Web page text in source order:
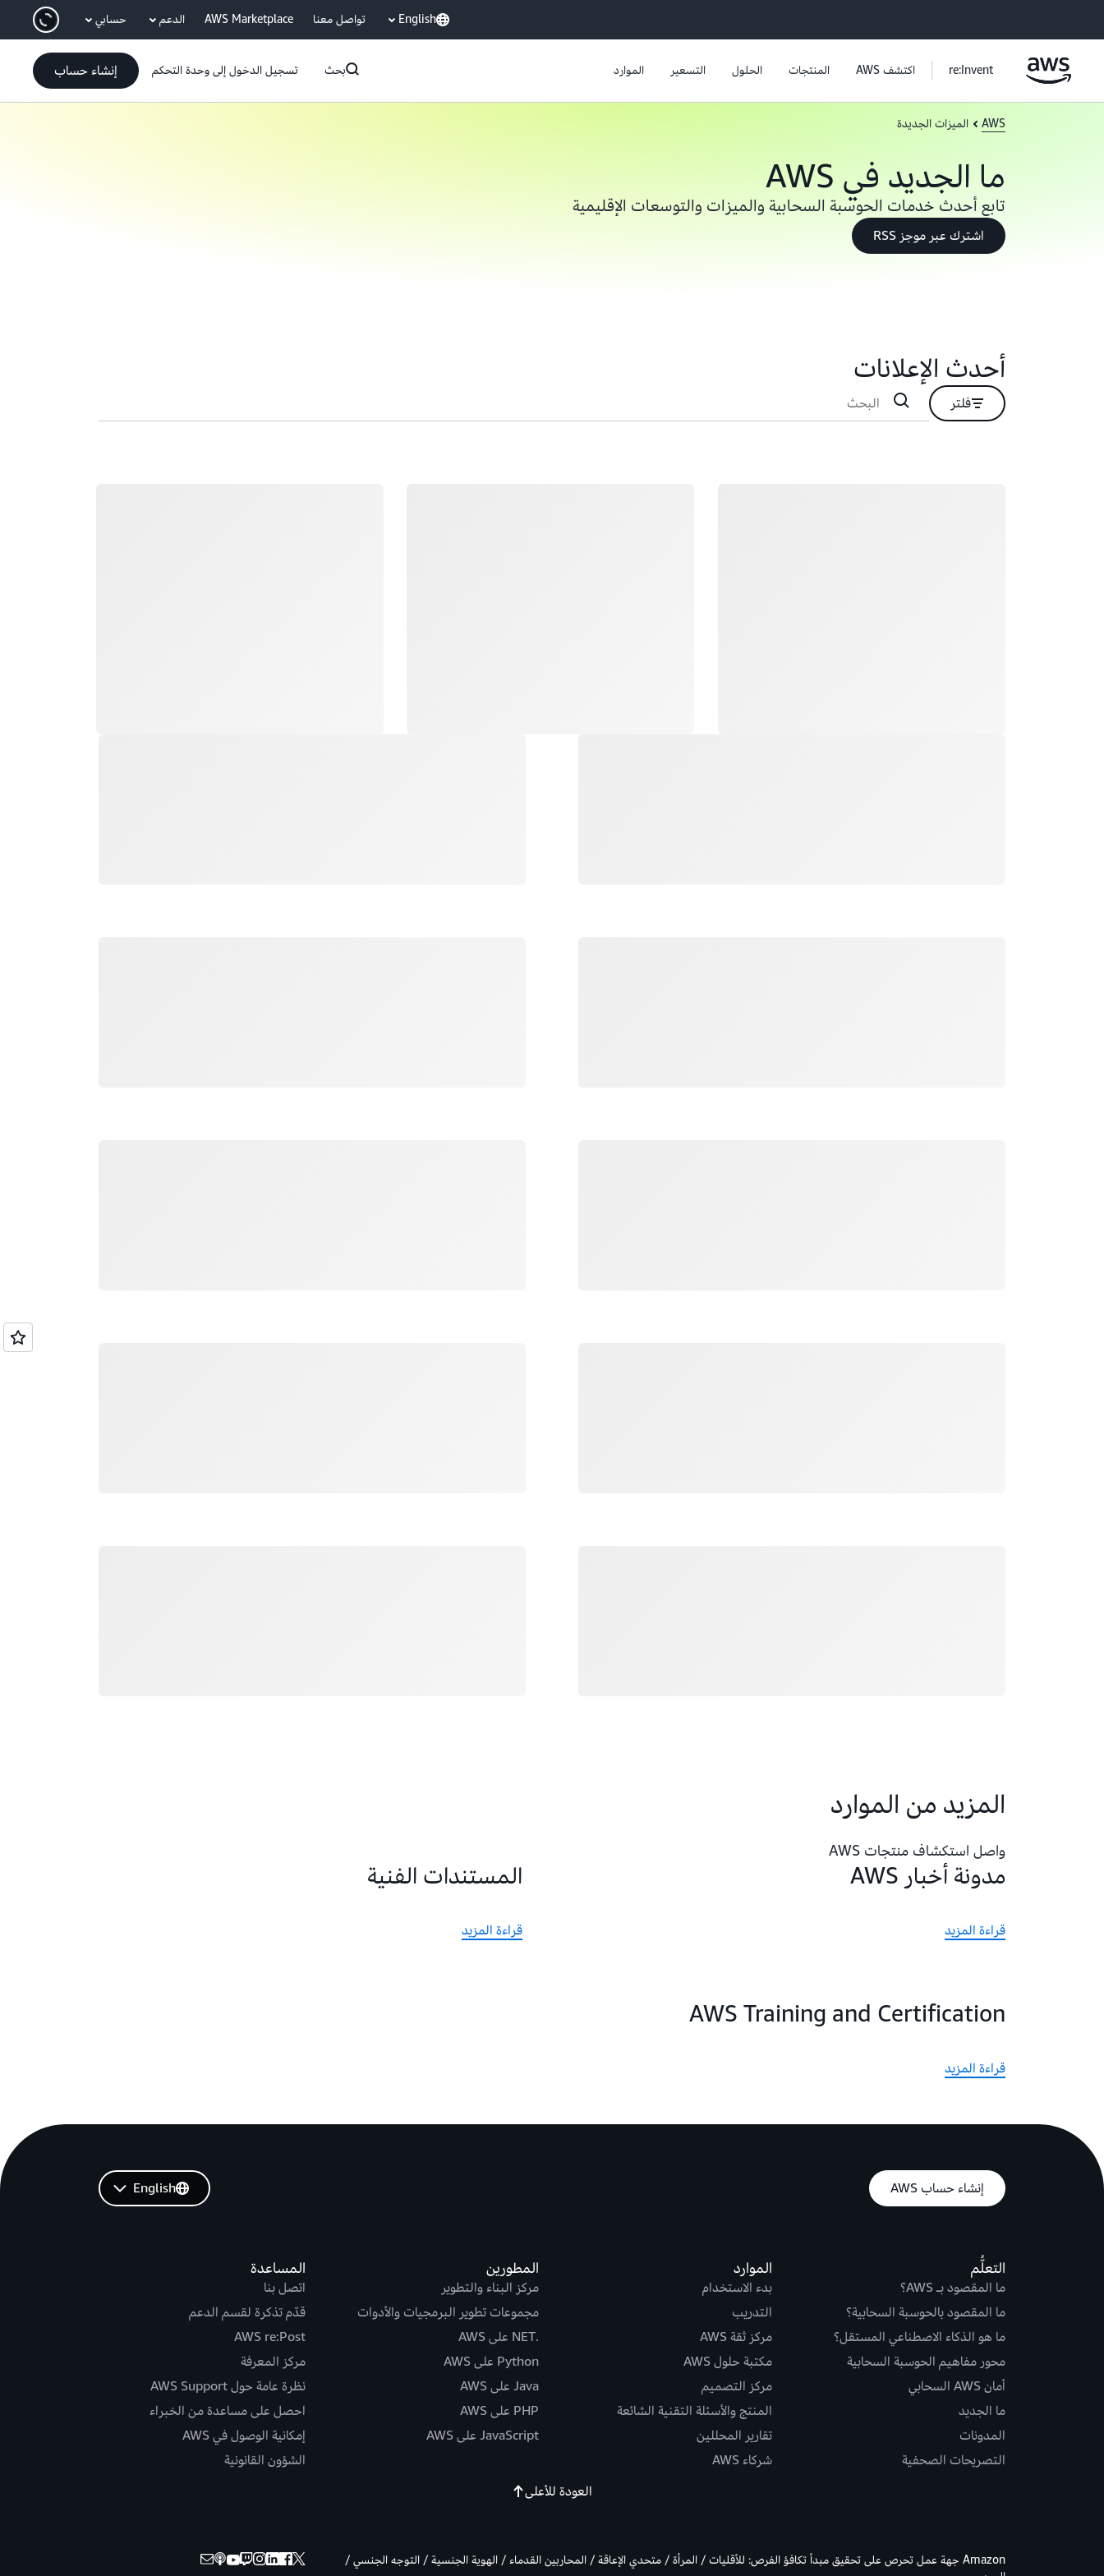
انتقل إلى المحتوى الرئيسي English تواصل معنا AWS Marketplace الدعم حسابي
re:Invent اكتشف AWS المنتجات الحلول التسعير الموارد بحث تسجيل الدخول إلى وحدة التحكم إنشاء حساب
AWS الميزات الجديدة
ما الجديد في AWS
تابع أحدث خدمات الحوسبة السحابية والميزات والتوسعات الإقليمية
اشترك عبر موجز RSS
أحدث الإعلانات
فلتر
المزيد من الموارد
واصل استكشاف منتجات AWS
مدونة أخبار AWS
قراءة المزيد
المستندات الفنية
قراءة المزيد
AWS Training and Certification
قراءة المزيد
إنشاء حساب AWS
التعلُّم
ما المقصود بـ AWS؟
ما المقصود بالحوسبة السحابية؟
ما هو الذكاء الاصطناعي المستقل؟
محور مفاهيم الحوسبة السحابية
أمان AWS السحابي
ما الجديد
المدونات
التصريحات الصحفية
الموارد
بدء الاستخدام
التدريب
مركز ثقة AWS
مكتبة حلول AWS
مركز التصميم
المنتج والأسئلة التقنية الشائعة
تقارير المحللين
شركاء AWS
المطورين
مركز البناء والتطوير
مجموعات تطوير البرمجيات والأدوات
.NET على AWS
Python على AWS
Java على AWS
PHP على AWS
JavaScript على AWS
المساعدة
اتصل بنا
قدّم تذكرة لقسم الدعم
AWS re:Post
مركز المعرفة
نظرة عامة حول AWS Support
احصل على مساعدة من الخبراء
إمكانية الوصول في AWS
الشؤون القانونية
English
العودة للأعلى
Amazon جهة عمل تحرص على تحقيق مبدأ تكافؤ الفرص: للأقليات / المرأة / متحدي الإعاقة / المحاربين القدماء / الهوية الجنسية / التوجه الجنسي /